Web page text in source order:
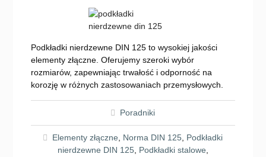
Podkładki nierdzewne DIN 125 to wysokiej jakości
elementy złączne. Oferujemy szeroki wybór
rozmiarów, zapewniając trwałość i odporność na
korozję w różnych zastosowaniach przemysłowych.
Poradniki
Elementy złączne Norma DIN 125 Podkładki
nierdzewne DIN 125, Podkładki stalowe